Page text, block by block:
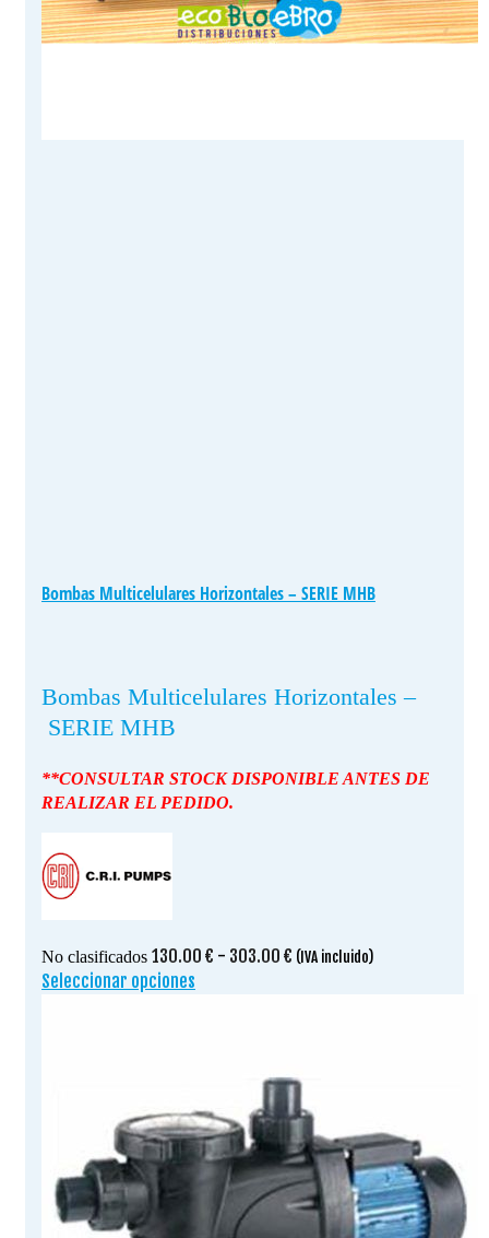
Bombas Multicelulares Horizontales – SERIE MHB
Bombas Multicelulares Horizontales –
SERIE MHB
**CONSULTAR STOCK DISPONIBLE ANTES DE
REALIZAR EL PEDIDO.
No clasificados 130.00 € - 303.00 € Rango
hasta
(IVA incluido)
Seleccionar opciones
opciones
se
pueden
elegir